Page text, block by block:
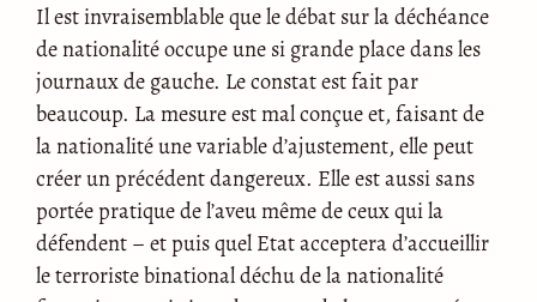
Il est invraisemblable que le débat sur la déchéance
de nationalité occupe une si grande place dans les
journaux de gauche. Le constat est fait par
beaucoup. La mesure est mal conçue et, faisant de
la nationalité une variable d’ajustement, elle peut
créer un précédent dangereux. Elle est aussi sans
portée pratique de l’aveu même de ceux qui la
défendent – et puis quel Etat acceptera d’accueillir
le terroriste binational déchu de la nationalité